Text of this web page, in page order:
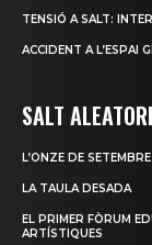
TENSIÓ A SALT:
ACCIDENT A L’ESPAI
SALT ALEATORI
L’ONZE DE
LA TAULA DESADA
EL PRIMER FÒRUM
ARTÍSTIQUES